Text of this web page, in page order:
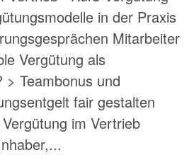
in der Praxis
Mitarbeiter
Vergütung als
Teambonus und
fair gestalten
im Vertrieb